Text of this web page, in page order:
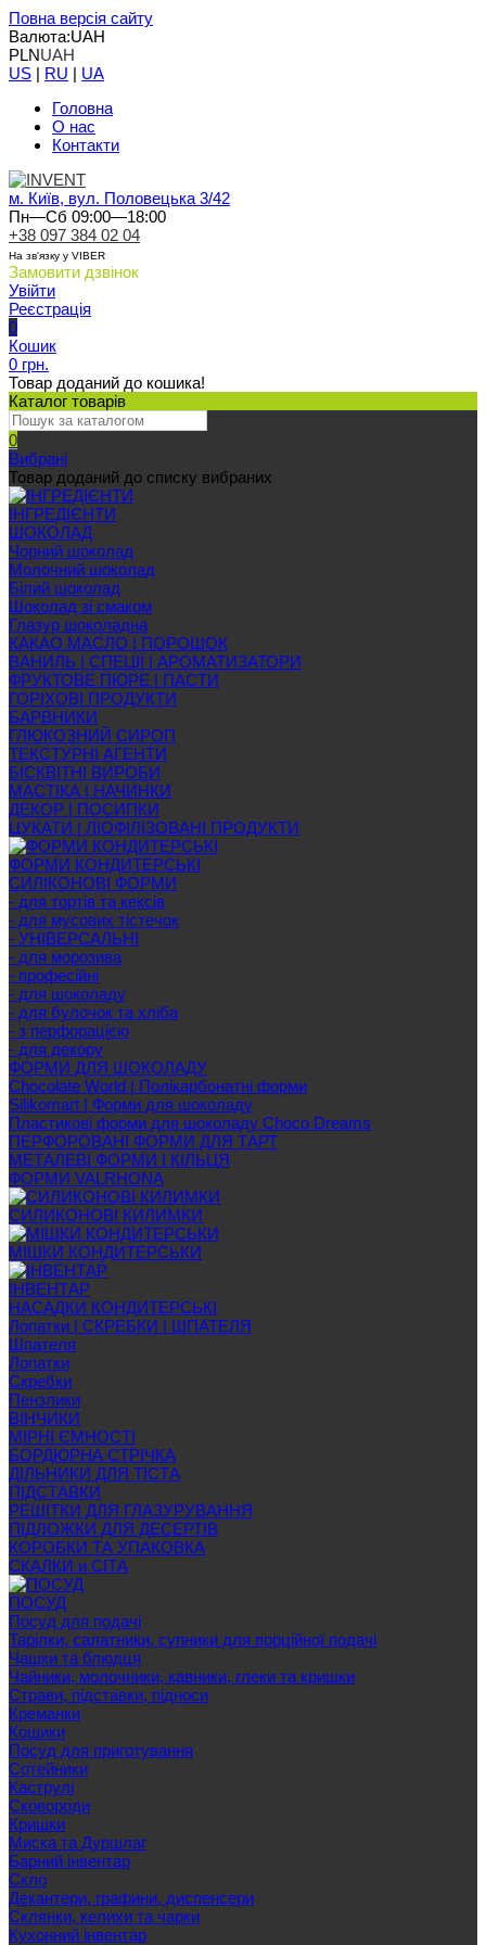
Повна версія сайту
Валюта:UAH
PLNUAH
US | RU | UA
Головна
О нас
Контакти
м. Київ, вул. Половецька 3/42
Пн—Сб 09:00—18:00
+38 097 384 02 04
На зв'язку у VIBER
Замовити дзвінок
Увійти
Реєстрація
0
Кошик
0 грн.
Товар доданий до кошика!
Каталог товарів
0
Вибрані
Товар доданий до списку вибраних
ІНГРЕДІЄНТИ
ШОКОЛАД
Чорний шоколад
Молочний шоколад
Білий шоколад
Шоколад зі смаком
Глазур шоколадна
КАКАО МАСЛО | ПОРОШОК
ВАНИЛЬ | СПЕЦІЇ | АРОМАТИЗАТОРИ
ФРУКТОВЕ ПЮРЕ | ПАСТИ
ГОРІХОВІ ПРОДУКТИ
БАРВНИКИ
ГЛЮКОЗНИЙ СИРОП
ТЕКСТУРНІ АГЕНТИ
БІСКВІТНІ ВИРОБИ
МАСТІКА | НАЧИНКИ
ДЕКОР | ПОСИПКИ
ЦУКАТИ | ЛІОФІЛІЗОВАНІ ПРОДУКТИ
ФОРМИ КОНДИТЕРСЬКІ
СИЛІКОНОВІ ФОРМИ
- для тортів та кексів
- для мусових тістечок
- УНІВЕРСАЛЬНІ
- для морозива
- професійні
- для шоколаду
- для булочок та хліба
- з перфорацією
- для декору
ФОРМИ ДЛЯ ШОКОЛАДУ
Chocolate World | Полікарбонатні форми
Silikomart | Форми для шоколаду
Пластикові форми для шоколаду Choco Dreams
ПЕРФОРОВАНІ ФОРМИ ДЛЯ ТАРТ
МЕТАЛЕВІ ФОРМИ І КІЛЬЦЯ
ФОРМИ VALRHONA
СИЛИКОНОВІ КИЛИМКИ
МІШКИ КОНДИТЕРСЬКИ
ІНВЕНТАР
НАСАДКИ КОНДИТЕРСЬКІ
Лопатки | СКРЕБКИ | ШПАТЕЛЯ
Шпателя
Лопатки
Скребки
Пензлики
ВІНЧИКИ
МІРНІ ЄМНОСТІ
БОРДЮРНА СТРІЧКА
ДІЛЬНИКИ ДЛЯ ТІСТА
ПІДСТАВКИ
РЕШІТКИ ДЛЯ ГЛАЗУРУВАННЯ
ПІДЛОЖКИ ДЛЯ ДЕСЕРТІВ
КОРОБКИ ТА УПАКОВКА
СКАЛКИ и СІТА
ПОСУД
Посуд для подачі
Тарілки, салатники, супники для порційної подачі
Чашки та блюдця
Чайники, молочники, кавники, глеки та кришки
Страви, підставки, підноси
Креманки
Кошики
Посуд для приготування
Сотейники
Каструлі
Сковороди
Кришки
Миска та Дуршлаг
Барний інвентар
Скло
Декантери, графини, диспенсери
Склянки, келихи та чарки
Кухонний інвентар